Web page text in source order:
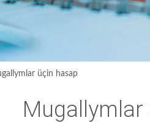
üçin hasap
Mugallymlar